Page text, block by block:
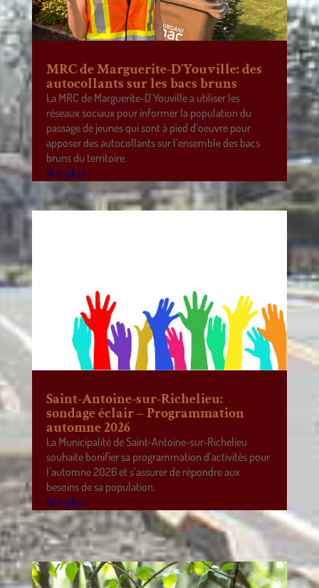
MRC de Marguerite-D’Youville: des
autocollants sur les bacs bruns
La MRC de Marguerite-D’Youville a utiliser les
réseaux sociaux pour informer la population du
passage de jeunes qui sont à pied d’oeuvre pour
apposer des autocollants sur l’ensemble des bacs
bruns du territoire.
lire plus
Saint-Antoine-sur-Richelieu:
sondage éclair – Programmation
automne 2026
La Municipalité de Saint-Antoine-sur-Richelieu
souhaite bonifier sa programmation d’activités pour
l’automne 2026 et s’assurer de répondre aux
besoins de sa population.
lire plus